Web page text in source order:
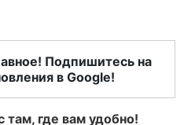
Подпишитесь на
в Google!
там, где вам удобно!